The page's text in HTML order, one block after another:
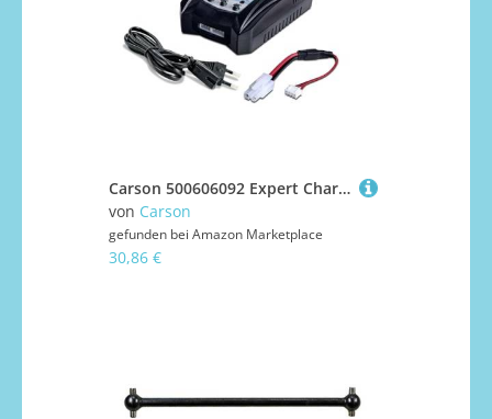
Carson 500606092 Expert Charger Allrounder LiPo/NiMh 2A - Ladegerät, RC Ladegerät,Schnellladegerät für NiMH-Akkus
von Carson
gefunden bei Amazon Marketplace
30,86 €